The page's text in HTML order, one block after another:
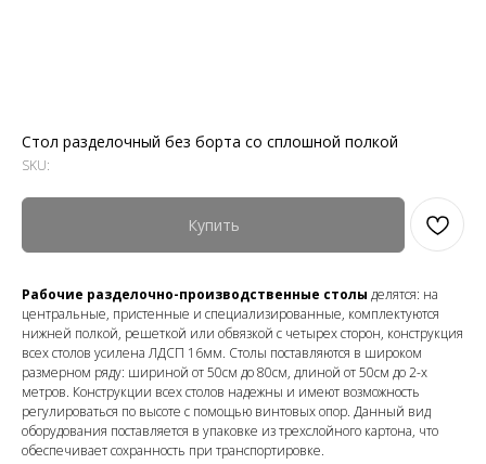
Стол разделочный без борта со сплошной полкой
SKU:
Купить
Рабочие разделочно-производственные столы делятся: на
центральные, пристенные и специализированные, комплектуются
нижней полкой, решеткой или обвязкой с четырех сторон, конструкция
всех столов усилена ЛДСП 16мм. Столы поставляются в широком
размерном ряду: шириной от 50см до 80см, длиной от 50см до 2-х
метров. Конструкции всех столов надежны и имеют возможность
регулироваться по высоте с помощью винтовых опор. Данный вид
оборудования поставляется в упаковке из трехслойного картона, что
обеспечивает сохранность при транспортировке.